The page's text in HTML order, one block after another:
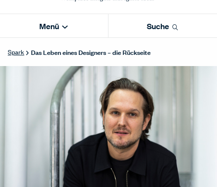
Menü Suche
Spark Das Leben eines Designers – die Rückseite